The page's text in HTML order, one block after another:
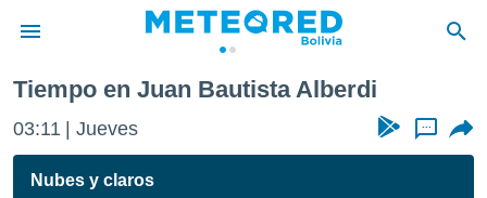
de
ha
Tiempo en Juan Bautista Alberdi
03:11 Jueves ...
Nubes y claros